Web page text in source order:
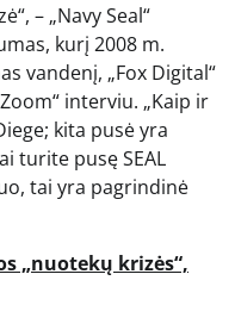
– „Navy Seal“
kurį 2008 m.
vandenį, „Fox Digital“
interviu. „Kaip ir
kita pusė yra
turite pusę SEAL
tai yra pagrindinė
„nuotekų krizės“,